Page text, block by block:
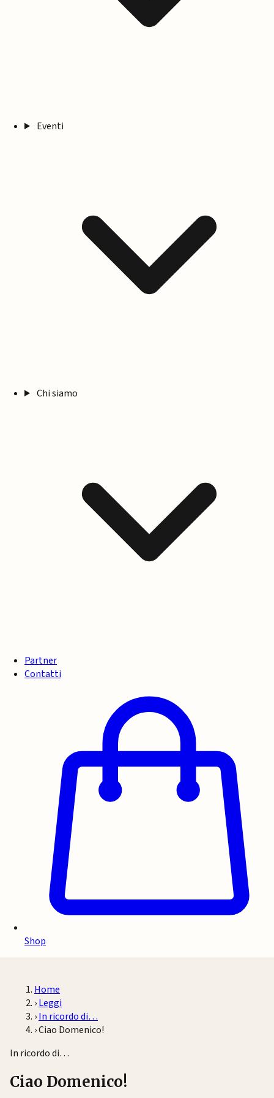
Eventi
Chi siamo
Partner
Contatti
Shop
Home
›Leggi
›In ricordo di…
›Ciao Domenico!
In ricordo di…
Ciao Domenico!